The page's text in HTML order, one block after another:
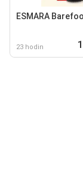
ESMARA
23 hodin